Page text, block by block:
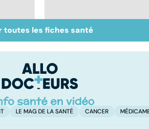
doré :
La tuberculose, une
maladie qui résiste
toutes les fiches santé
LE MAG DE LA SANTÉ CANCER